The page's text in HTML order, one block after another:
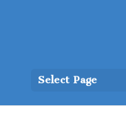
Select Page